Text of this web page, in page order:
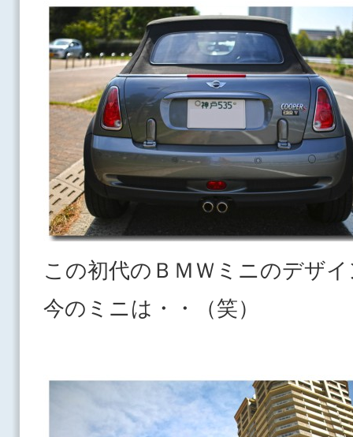
この初代のＢＭＷミニのデザ
今のミニは・・（笑）